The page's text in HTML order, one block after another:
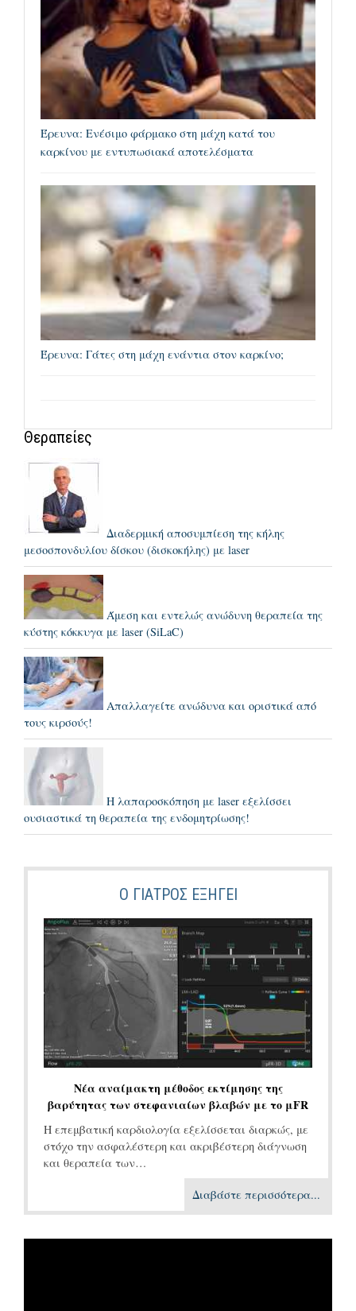
Έρευνα: Ενέσιμο φάρμακο στη μάχη κατά του
καρκίνου με εντυπωσιακά αποτελέσματα
Έρευνα: Γάτες στη μάχη ενάντια στον καρκίνο;
Θεραπείες
Διαδερμική αποσυμπίεση της κήλης
μεσοσπονδυλίου δίσκου (δισκοκήλης) με laser
Άμεση και εντελώς ανώδυνη θεραπεία της
κύστης κόκκυγα με laser (SiLaC)
Απαλλαγείτε ανώδυνα και οριστικά από
τους κιρσούς!
Η λαπαροσκόπηση με laser εξελίσσει
ουσιαστικά τη θεραπεία της ενδομητρίωσης!
Ο ΓΙΑΤΡΌΣ ΕΞΗΓΕΙ
Νέα αναίμακτη μέθοδος εκτίμησης της
βαρύτητας των στεφανιαίων βλαβών με το μFR
Η επεμβατική καρδιολογία εξελίσσεται διαρκώς, με
στόχο την ασφαλέστερη και ακριβέστερη διάγνωση
και θεραπεία των…
Διαβάστε περισσότερα...